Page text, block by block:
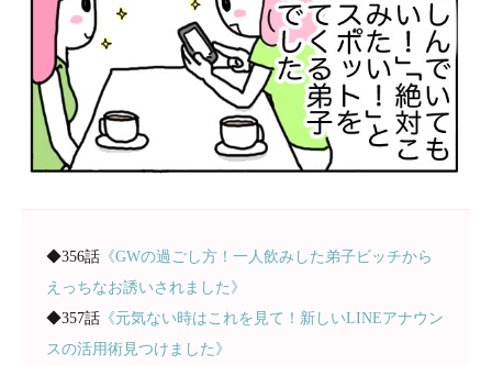
◆356話《GWの過ごし方！一人飲みした弟子ビッチから
えっちなお誘いされました》
◆357話《元気ない時はこれを見て！新しいLINEアナウン
スの活用術見つけました》